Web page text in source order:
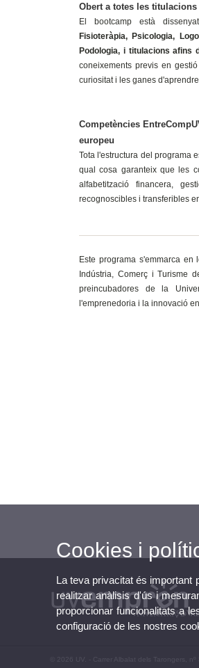
Obert a totes les
El bootcamp està
Fisioteràpia, Psicologia,
Podologia, i titulacions afins
coneixements previs en
curiositat i les ganes d'aprendre
Competències
europeu
Tota l'estructura del programa
qual cosa garanteix que les
alfabetització financera,
recognoscibles i transferibles
Este programa s'emmarca
Indústria, Comerç i Turisme
preincubadores de la
l'emprenedoria i la innovació
© 2026 UV. - Carrer Albalat dels Tarongers,
Cookies i
La teva privacitat és important
realitzar anàlisis d'ús i
proporcionar funcionalitats a
configuració de les nostres